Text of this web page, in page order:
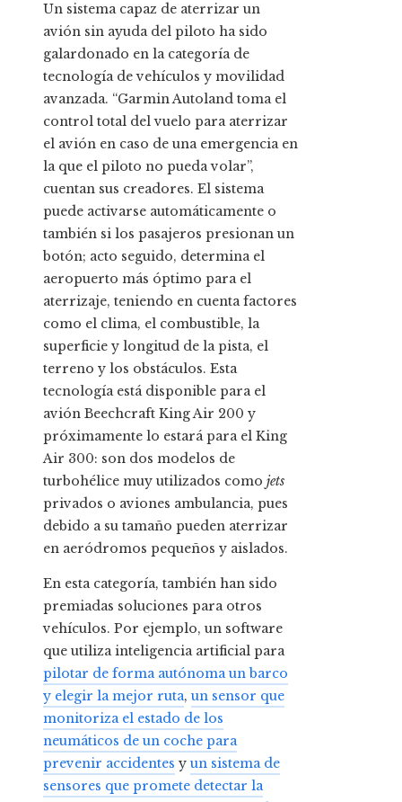
Un sistema capaz de aterrizar un
avión sin ayuda del piloto ha sido
galardonado en la categoría de
tecnología de vehículos y movilidad
avanzada. “Garmin Autoland toma el
control total del vuelo para aterrizar
el avión en caso de una emergencia en
la que el piloto no pueda volar”,
cuentan sus creadores. El sistema
puede activarse automáticamente o
también si los pasajeros presionan un
botón; acto seguido, determina el
aeropuerto más óptimo para el
aterrizaje, teniendo en cuenta factores
como el clima, el combustible, la
superficie y longitud de la pista, el
terreno y los obstáculos. Esta
tecnología está disponible para el
avión Beechcraft King Air 200 y
próximamente lo estará para el King
Air 300: son dos modelos de
turbohélice muy utilizados como jets
privados o aviones ambulancia, pues
debido a su tamaño pueden aterrizar
en aeródromos pequeños y aislados.
En esta categoría, también han sido
premiadas soluciones para otros
vehículos. Por ejemplo, un software
que utiliza inteligencia artificial para
pilotar de forma autónoma un barco
y elegir la mejor ruta, un sensor que
monitoriza el estado de los
neumáticos de un coche para
prevenir accidentes y un sistema de
sensores que promete detectar la